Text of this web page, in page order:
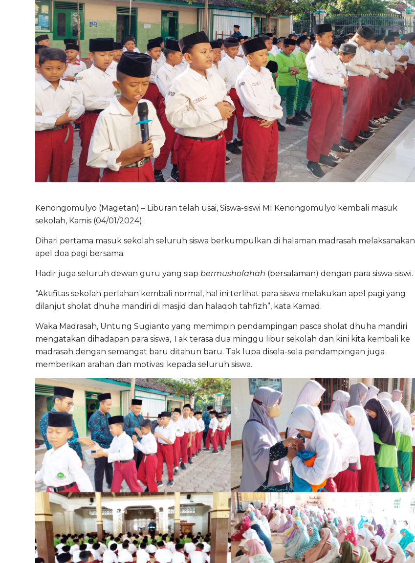
Kenongomulyo (Magetan) – Liburan telah usai, Siswa-siswi MI Kenongomulyo kembali masuk
sekolah, Kamis (04/01/2024).
Dihari pertama masuk sekolah seluruh siswa berkumpulkan di halaman madrasah melaksanakan
apel doa pagi bersama.
Hadir juga seluruh dewan guru yang siap bermushofahah (bersalaman) dengan para siswa-siswi.
“Aktifitas sekolah perlahan kembali normal, hal ini terlihat para siswa melakukan apel pagi yang
dilanjut sholat dhuha mandiri di masjid dan halaqoh tahfizh”, kata Kamad.
Waka Madrasah, Untung Sugianto yang memimpin pendampingan pasca sholat dhuha mandiri
mengatakan dihadapan para siswa, Tak terasa dua minggu libur sekolah dan kini kita kembali ke
madrasah dengan semangat baru ditahun baru. Tak lupa disela-sela pendampingan juga
memberikan arahan dan motivasi kepada seluruh siswa.